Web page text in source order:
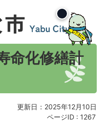
命化修繕計
更新日：2025年12月10日
ページID : 1267